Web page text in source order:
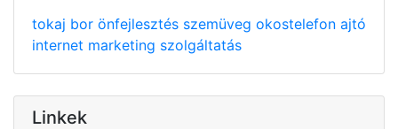
tokaj bor önfejlesztés szemüveg okostelefon ajtó
internet marketing szolgáltatás
Linkek